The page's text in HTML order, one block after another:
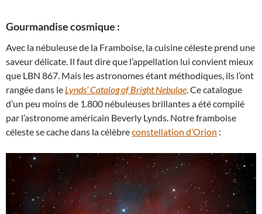
Gourmandise cosmique :
Avec la nébuleuse de la Framboise, la cuisine céleste prend une
saveur délicate. Il faut dire que l’appellation lui convient mieux
que LBN 867. Mais les astronomes étant méthodiques, ils l’ont
rangée dans le Lynds’ Catalog of Bright Nebulae. Ce catalogue
d’un peu moins de 1.800 nébuleuses brillantes a été compilé
par l’astronome américain Beverly Lynds. Notre framboise
céleste se cache dans la célèbreconstellation d’Orion :